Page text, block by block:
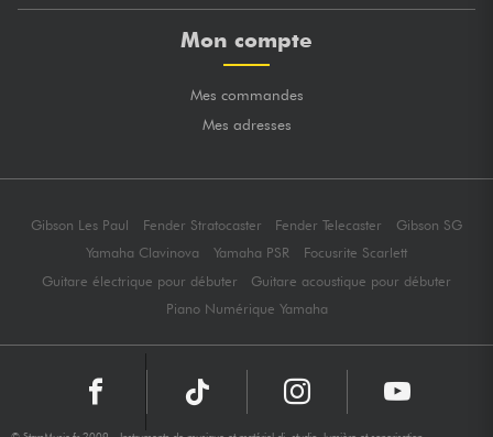
Mon compte
Mes commandes
Mes adresses
Gibson Les Paul Fender Stratocaster Fender Telecaster
Gibson SG
Yamaha Clavinova
Yamaha PSR
Focusrite Scarlett
Guitare électrique pour débuter
Guitare acoustique pour débuter
Piano Numérique Yamaha